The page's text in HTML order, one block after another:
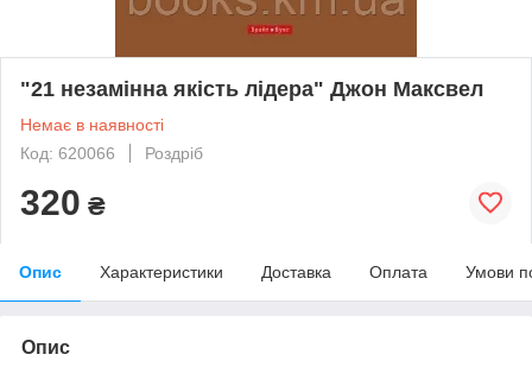
"21 незамінна якість лідера" Джон Максвел
Немає в наявності
Код: 620066
Роздріб
320 ₴
Опис Характеристики Доставка Оплата Умови
Опис